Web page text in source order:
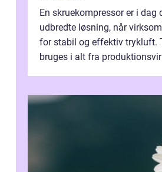
En skruekompressor er i dag
udbredte løsning, når
for stabil og effektiv trykluft.
bruges i alt fra